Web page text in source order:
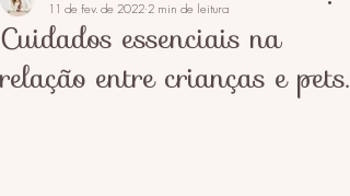
Cuidados essenciais na
relação entre crianças e pets.
11 de fev. de 2022 2 min de leitura